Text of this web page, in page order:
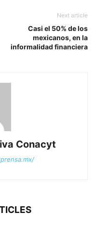
Next article
Casi el 50% de los
mexicanos, en la
informalidad financiera
Conacyt